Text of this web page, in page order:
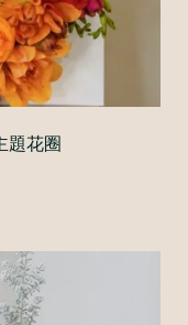
題花圈